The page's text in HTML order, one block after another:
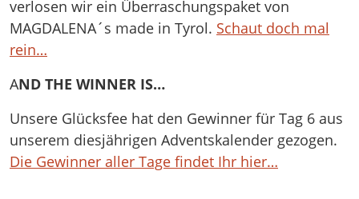
verlosen wir ein Überraschungspaket von
MAGDALENA´s made in Tyrol. Schaut doch mal
rein…
AND THE WINNER IS…
Unsere Glücksfee hat den Gewinner für Tag 6 aus
unserem diesjährigen Adventskalender gezogen.
Die Gewinner aller Tage findet Ihr hier…